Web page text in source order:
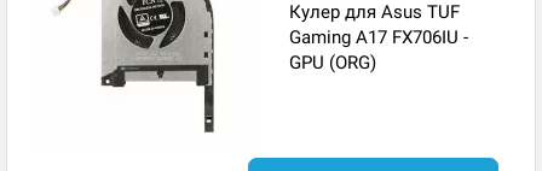
Кулер для Asus TUF
Gaming A17 FX706IU -
GPU (ORG)